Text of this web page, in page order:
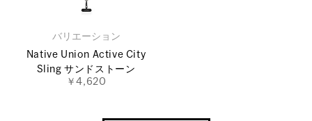
バリエーション
Native Union Active City
Sling サンドストーン
￥4,620